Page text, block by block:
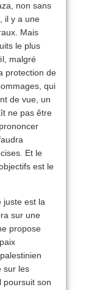
non sans
il y a une
Mais
le plus
malgré
protection de
qui
de vue, un
ne pas être
Et le
est le
juste est la
sur une
propose
sur les
poursuit son